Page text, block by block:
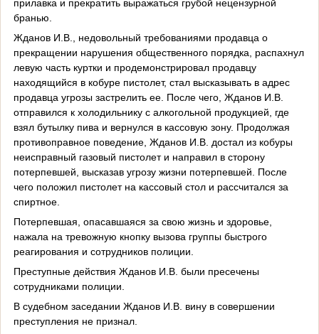
прилавка и прекратить выражаться грубой нецензурной
бранью.
Жданов И.В., недовольный требованиями продавца о
прекращении нарушения общественного порядка, распахнул
левую часть куртки и продемонстрировал продавцу
находящийся в кобуре пистолет, стал высказывать в адрес
продавца угрозы застрелить ее. После чего, Жданов И.В.
отправился к холодильнику с алкогольной продукцией, где
взял бутылку пива и вернулся в кассовую зону. Продолжая
противоправное поведение, Жданов И.В. достал из кобуры
неисправный газовый пистолет и направил в сторону
потерпевшей, высказав угрозу жизни потерпевшей. После
чего положил пистолет на кассовый стол и рассчитался за
спиртное.
Потерпевшая, опасавшаяся за свою жизнь и здоровье,
нажала на тревожную кнопку вызова группы быстрого
реагирования и сотрудников полиции.
Преступные действия Жданов И.В. были пресечены
сотрудниками полиции.
В судебном заседании Жданов И.В. вину в совершении
преступления не признал.